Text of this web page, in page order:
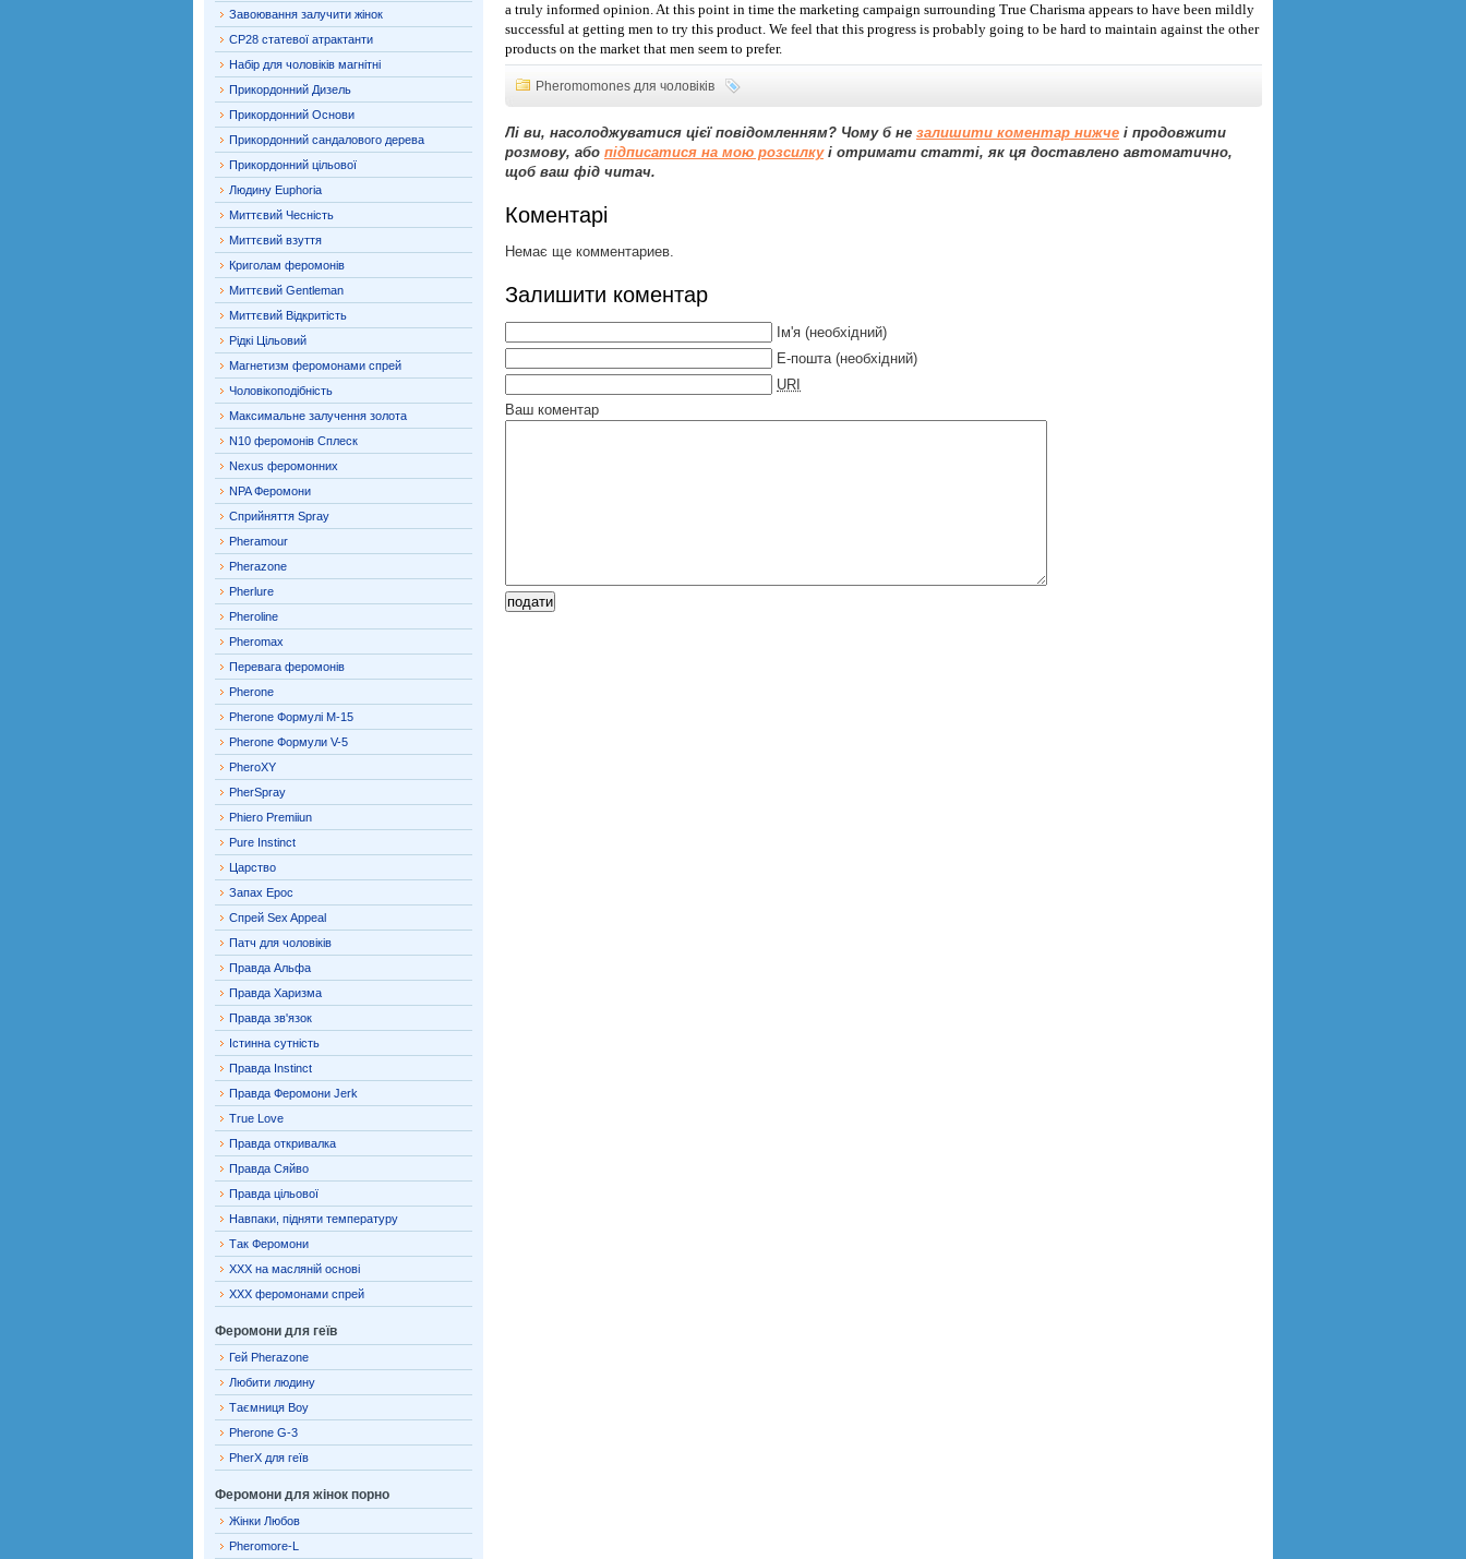
a truly informed opinion. At this point in time the marketing campaign surrounding True Charisma appears to have been mildly
successful at getting men to try this product. We feel that this progress is probably going to be hard to maintain against the other
products on the market that men seem to prefer.
Pheromomones для чоловіків
Лі ви, насолоджуватися цієї повідомленням? Чому б не залишити коментар нижче і продовжити
розмову, або підписатися на мою розсилкуі отримати статті, як ця доставлено автоматично,
щоб ваш фід читач.
Коментарі
Немає ще комментариев.
Залишити коментар
Ім'я (необхідний)
E-пошта(необхідний)
URI
Ваш коментар
Завоювання залучити жінок
CP28 статевої атрактанти
Набір для чоловіків магнітні
Прикордонний Дизель
Прикордонний Основи
Прикордонний сандалового дерева
Прикордонний цільової
Людину Euphoria
Миттєвий Чесність
Миттєвий взуття
Криголам феромонів
Миттєвий Gentleman
Миттєвий Відкритість
Рідкі Цільовий
Магнетизм феромонами спрей
Чоловікоподібність
Максимальне залучення золота
N10 феромонів Сплеск
Nexus феромонних
NPA Феромони
Сприйняття Spray
Pheramour
Pherazone
Pherlure
Pheroline
Pheromax
Перевага феромонів
Pherone
Pherone Формулі М-15
Pherone Формули V-5
PheroXY
PherSpray
Phiero Premiiun
Pure Instinct
Царство
Запах Ерос
Спрей Sex Appeal
Патч для чоловіків
Правда Альфа
Правда Харизма
Правда зв'язок
Істинна сутність
Правда Instinct
Правда Феромони Jerk
True Love
Правда откривалка
Правда Сяйво
Правда цільової
Навпаки, підняти температуру
Так Феромони
XXX на масляній основі
XXX феромонами спрей
Феромони для геїв
Гей Pherazone
Любити людину
Таємниця Boy
Pherone G-3
PherX для геїв
Феромони для жінок порно
Жінки Любов
Pheromore-L